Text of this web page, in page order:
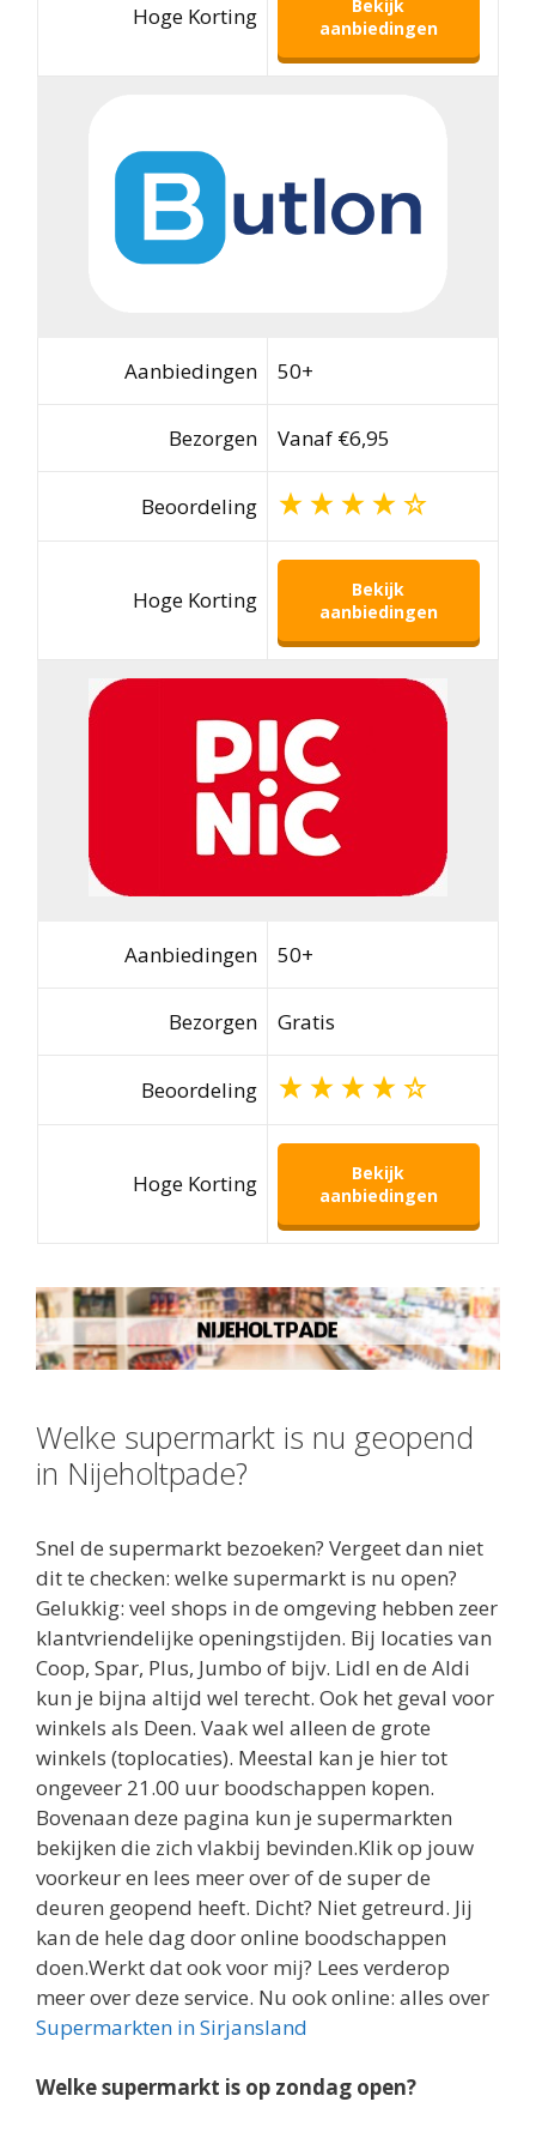
Hoge Korting
Bekijk
aanbiedingen
Aanbiedingen 50+
Bezorgen Vanaf €6,95
Beoordeling
Hoge Korting
Bekijk
aanbiedingen
Aanbiedingen 50+
Bezorgen Gratis
Beoordeling
Hoge Korting
Bekijk
aanbiedingen
Welke supermarkt is nu geopend
in Nijeholtpade?
Snel de supermarkt bezoeken? Vergeet dan niet
dit te checken: welke supermarkt is nu open?
Gelukkig: veel shops in de omgeving hebben zeer
klantvriendelijke openingstijden. Bij locaties van
Coop, Spar, Plus, Jumbo of bijv. Lidl en de Aldi
kun je bijna altijd wel terecht. Ook het geval voor
winkels als Deen. Vaak wel alleen de grote
winkels (toplocaties). Meestal kan je hier tot
ongeveer 21.00 uur boodschappen kopen.
Bovenaan deze pagina kun je supermarkten
bekijken die zich vlakbij bevinden.Klik op jouw
voorkeur en lees meer over of de super de
deuren geopend heeft. Dicht? Niet getreurd. Jij
kan de hele dag door online boodschappen
doen.Werkt dat ook voor mij? Lees verderop
meer over deze service. Nu ook online: alles over
Supermarkten in Sirjansland
Welke supermarkt is op zondag open?